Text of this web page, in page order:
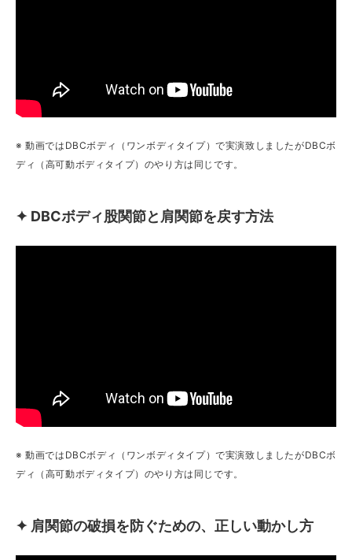
※ 動画ではDBCボディ（ワンボディタイプ）で実演致しましたがDBCボ
ディ（高可動ボディタイプ）のやり方は同じです。
✦ DBCボディ股関節と肩関節を戻す方法
※ 動画ではDBCボディ（ワンボディタイプ）で実演致しましたがDBCボ
ディ（高可動ボディタイプ）のやり方は同じです。
✦ 肩関節の破損を防ぐための、正しい動かし方